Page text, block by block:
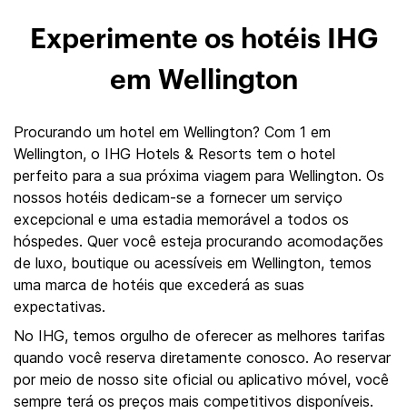
Experimente os hotéis IHG
em Wellington
Procurando um hotel em Wellington? Com 1 em
Wellington, o IHG Hotels & Resorts tem o hotel
perfeito para a sua próxima viagem para Wellington. Os
nossos hotéis dedicam-se a fornecer um serviço
excepcional e uma estadia memorável a todos os
hóspedes. Quer você esteja procurando acomodações
de luxo, boutique ou acessíveis em Wellington, temos
uma marca de hotéis que excederá as suas
expectativas.
No IHG, temos orgulho de oferecer as melhores tarifas
quando você reserva diretamente conosco. Ao reservar
por meio de nosso site oficial ou aplicativo móvel, você
sempre terá os preços mais competitivos disponíveis.